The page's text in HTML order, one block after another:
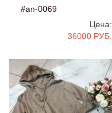
#an-0069
Цена:
36000 РУБ.